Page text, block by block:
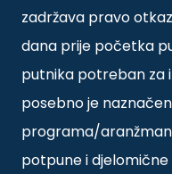
zadržava pravo
dana prije početka
putnika potreban za
posebno je
programa/
potpune i